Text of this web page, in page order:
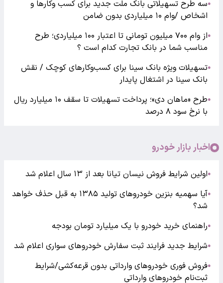
●سه طرح تسهیلاتی بانک ملت جدید برای کسب وکارها و
اشخاص /وام ۱۰ میلیاردی بدون ضامن
●
از وام ۷۰۰ میلیون تومانی تا اعتبار ۱۰۰ میلیاردی؛ طرح
مناسب شما در بانک تجارت کدام است ؟
●تسهیلات ویژه بانک سینا برای کسب‌وکارهای کوچک / نقش
بانک سینا در اشتغال پایدار
●
طرح «ماهان دی»؛ پرداخت تسهیلات تا سقف ۱۰ میلیارد ریال
با نرخ سود ۸ درصد
اخبار بازار خودرو
●اولین شرایط فروش نیسان تیانا بعد از ۱۳ سال اعلام شد
●
آیا سهمیه بنزین خودروهای تولید ۱۳۸۵ به قبل حذف خواهد
شد؟
●راهنمای خرید خودرو با یک میلیارد تومان بودجه
●شرایط جدید فرایند ثبت سفارش خودروهای سواری اعلام شد
●فروش فوری خودروهای وارداتی بدون قرعه‌کشی/شرایط
ثبت‌نام خودروهای وارداتی